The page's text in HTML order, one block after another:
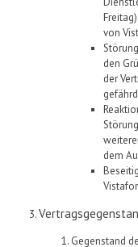
von
den
der
dem
Gegenstand